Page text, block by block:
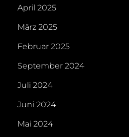
April 2025
März 2025
Februar 2025
September 2024
Juli 2024
Juni 2024
Mai 2024